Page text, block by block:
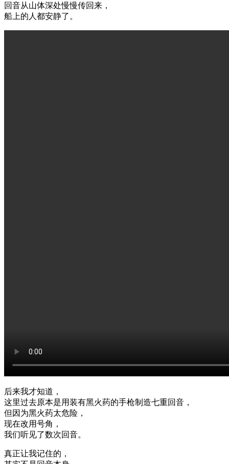
回音从山体深处慢慢传回来，
船上的人都安静了。
后来我才知道，
这里过去原本是用装有黑火药的手枪制造七重回音，
但因为黑火药太危险，
现在改用号角，
我们听见了数次回音。
真正让我记住的，